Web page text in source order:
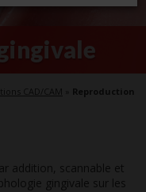
CAD/CAM
Reproduction
addition, scannable et
gingivale sur les